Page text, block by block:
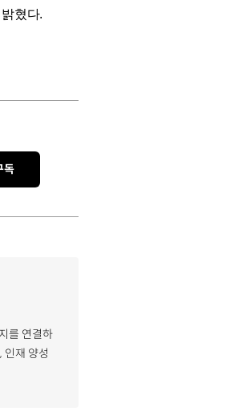
혔다.
독
를 연결하
인재 양성